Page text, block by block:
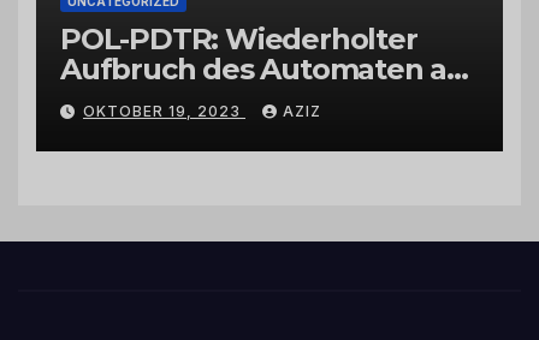
POL-PDTR: Wiederholter
Aufbruch des Automaten am
Wohnmobilstellplatz in
Hermeskeil am Labachweg
OKTOBER 19, 2023 AZIZ